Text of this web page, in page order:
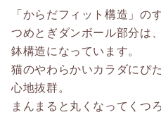
「からだフィット構造」の
つめとぎダンボール部分は
鉢構造になっています。
猫のやわらかいカラダにぴ
心地抜群。
まんまると丸くなってくつ